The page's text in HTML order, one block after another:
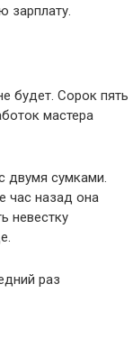
зарплату.
будет. Сорок пять
мастера
двумя сумками.
час назад она
невестку
раз